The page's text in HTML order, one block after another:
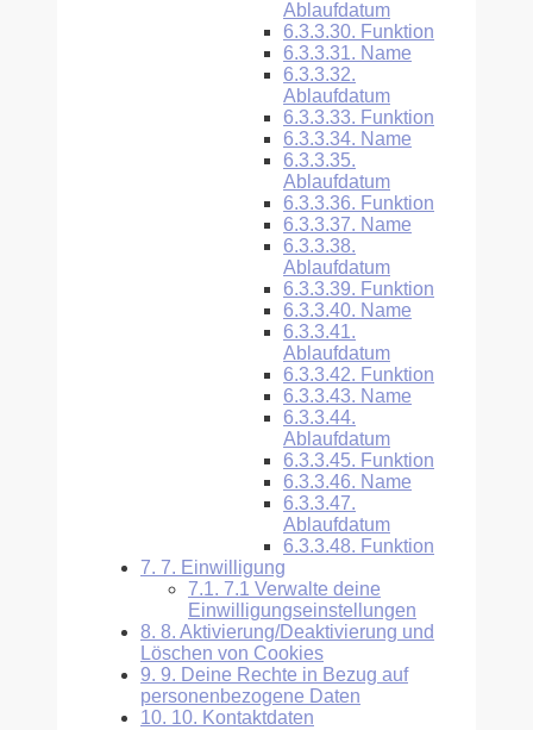
Ablaufdatum
6.3.3.30. Funktion
6.3.3.31. Name
6.3.3.32.
Ablaufdatum
6.3.3.33. Funktion
6.3.3.34. Name
6.3.3.35.
Ablaufdatum
6.3.3.36. Funktion
6.3.3.37. Name
6.3.3.38.
Ablaufdatum
6.3.3.39. Funktion
6.3.3.40. Name
6.3.3.41.
Ablaufdatum
6.3.3.42. Funktion
6.3.3.43. Name
6.3.3.44.
Ablaufdatum
6.3.3.45. Funktion
6.3.3.46. Name
6.3.3.47.
Ablaufdatum
6.3.3.48. Funktion
7. 7. Einwilligung
7.1. 7.1 Verwalte deine
Einwilligungseinstellungen
8. 8. Aktivierung/Deaktivierung und
Löschen von Cookies
9. 9. Deine Rechte in Bezug auf
personenbezogene Daten
10. 10. Kontaktdaten